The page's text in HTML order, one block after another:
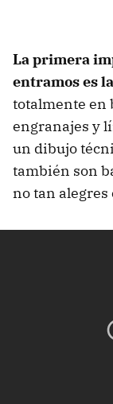
La primera
entramos es
totalmente en
engranajes y
un dibujo
también son
no tan